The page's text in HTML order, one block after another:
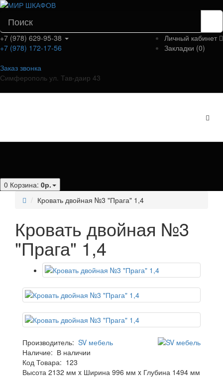
Личный кабинет
Закладки (0)
+7 (978) 629-95-38
+7 (978) 172-17-56
Заказ звонка
Симферополь ул. Тав-даир 43
0 Корзина: 0р.
Кровать двойная №3 "Прага" 1,4
Кровать двойная №3
"Прага" 1,4
Производитель: SV мебель
Наличие: В наличии
Код Товара: 123
Высота 2132 мм x Ширина 996 мм x Глубина 1494 мм